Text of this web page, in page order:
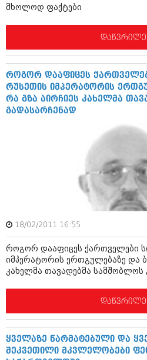
შოუბიზნესი
ქალი და მამაკაცი
ისტორია
სხვადასხვა
ანონსი
აგვისტო 2018 (162)
ივლისი 2018 (223)
ივნისი 2018 (244)
მაისი 2018 (211)
მარტი 2018 (256)
იანვარი 2018 (215)
დეკემბერი 2017 (243)
ნოემბერი 2017 (212)
ოქტომბერი 2017 (231)
სექტემბერი 2017 (261)
აგვისტო 2017 (212)
ივნისი 2017 (265)
მაისი 2017 (216)
ანონსი
არქივი
ოქტომბერი 2020 (209)
სექტემბერი 2020 (204)
ივნისი 2020 (249)
არქივის ზომის ნახვა
მხოლოდ ფაქტები
როგორ დააფიცეს
რუსეთის იმპერატორის
რა გზა აირჩიეს კახელმა
გადასარჩენად
18/02/2011 16:55
როგორ დააფიცეს ქართველები
იმპერატორის ერთგულებაზე და
კახელმა თავადებმა სამშობლოს
ყველაზე წარმატებული და
შეკვეთილი მკვლელობები